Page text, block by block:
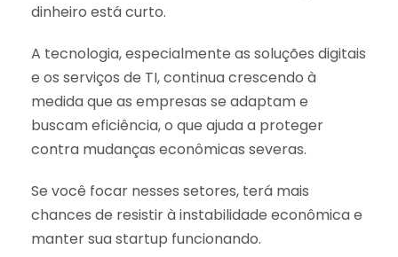
dinheiro está curto.
A tecnologia, especialmente as soluções digitais
e os serviços de TI, continua crescendo à
medida que as empresas se adaptam e
buscam eficiência, o que ajuda a proteger
contra mudanças econômicas severas.
Se você focar nesses setores, terá mais
chances de resistir à instabilidade econômica e
manter sua startup funcionando.